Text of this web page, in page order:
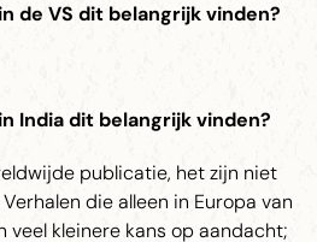
de VS dit belangrijk vinden?
India dit belangrijk vinden?
publicatie, het zijn niet
die alleen in Europa van
veel kleinere kans op aandacht;